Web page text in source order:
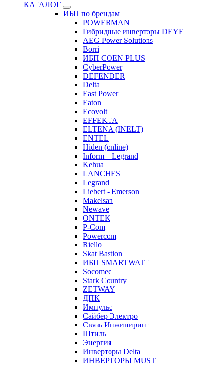
КАТАЛОГ
ИБП по брендам
POWERMAN
Гибридные инверторы DEYE
AEG Power Solutions
Borri
ИБП COEN PLUS
CyberPower
DEFENDER
Delta
East Power
Eaton
Ecovolt
EFFEKTA
ELTENA (INELT)
ENTEL
Hiden (online)
Inform – Legrand
Kehua
LANCHES
Legrand
Liebert - Emerson
Makelsan
Newave
ONTEK
P-Com
Powercom
Riello
Skat Bastion
ИБП SMARTWATT
Socomec
Stark Country
ZETWAY
ДПК
Импульс
Сайбер Электро
Связь Инжиниринг
Штиль
Энергия
Инверторы Delta
ИНВЕРТОРЫ MUST